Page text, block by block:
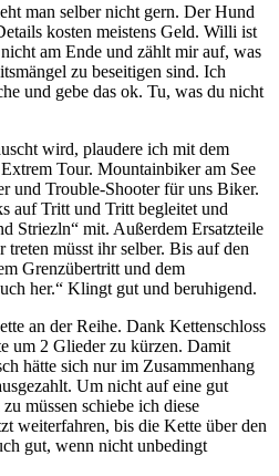
man selber nicht gern. Der Hund
kosten meistens Geld. Willi ist
am Ende und zählt mir auf, was
zu beseitigen sind. Ich
und gebe das ok. Tu, was du nicht
wird, plaudere ich mit dem
Tour. Mountainbiker am See
und Trouble-Shooter für uns Biker.
auf Tritt und Tritt begleitet und
Striezln“ mit. Außerdem Ersatzteile
müsst ihr selber. Bis auf den
Grenzübertritt und dem
her.“ Klingt gut und beruhigend.
an der Reihe. Dank Kettenschloss
um 2 Glieder zu kürzen. Damit
hätte sich nur im Zusammenhang
Um nicht auf eine gut
müssen schiebe ich diese
weiterfahren, bis die Kette über den
gut, wenn nicht unbedingt